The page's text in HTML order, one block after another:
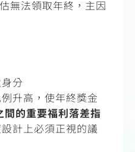
無法領取年終，主因
分
升高，使年終獎金
間的重要福利落差指
計上必須正視的議